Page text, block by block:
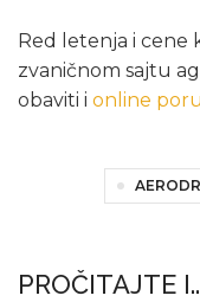
Red letenja i cene
zvaničnom sajtu
obaviti i online
PROČITAJTE